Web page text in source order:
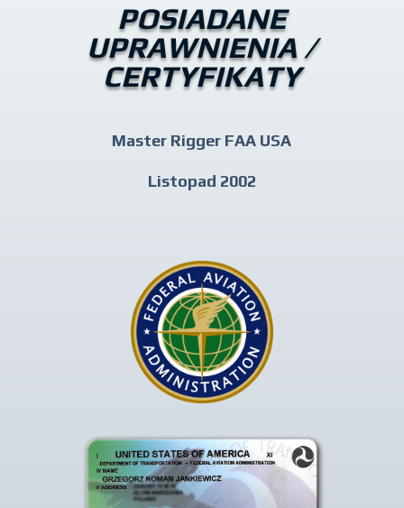
POSIADANE
UPRAWNIENIA /
CERTYFIKATY
Master Rigger FAA USA
Listopad 2002